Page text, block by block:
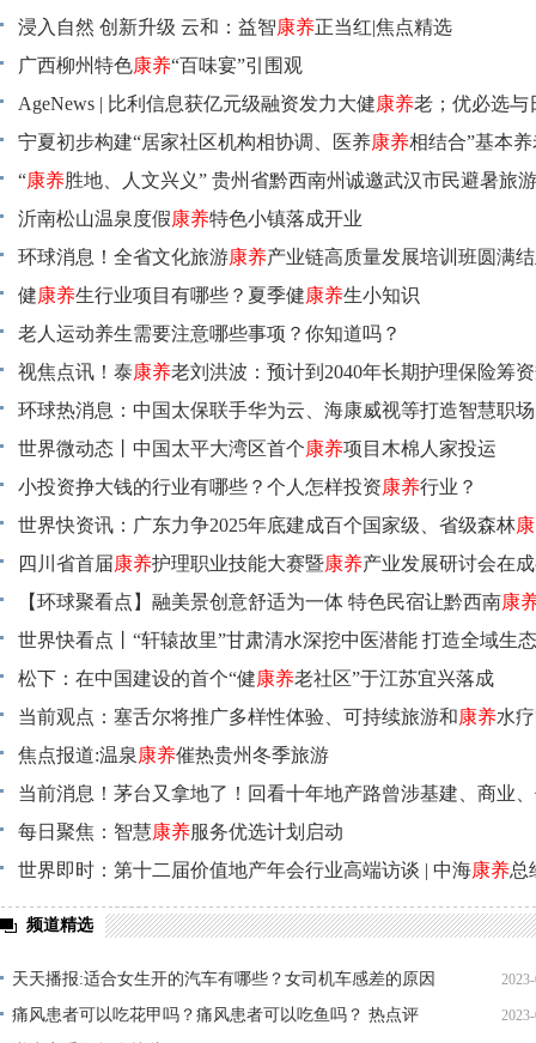
成立合资公司；高德地图升级轮椅导航……-每日热文
浸入自然 创新升级 云和：益智康养正当红|焦点精选
广西柳州特色康养“百味宴”引围观
AgeNews | 比利信息获亿元级融资发力大健康养老；优必选与
成立合资公司；高德地图升级轮椅导航……_环球快播
宁夏初步构建“居家社区机构相协调、医养康养相结合”基本
系！_天天观察
“康养胜地、人文兴义” 贵州省黔西南州诚邀武汉市民避暑旅
看点
沂南松山温泉度假康养特色小镇落成开业
环球消息！全省文化旅游康养产业链高质量发展培训班圆满
健康养生行业项目有哪些？夏季健康养生小知识
老人运动养生需要注意哪些事项？你知道吗？
视焦点讯！泰康养老刘洪波：预计到2040年长期护理保险筹
亿元
环球热消息：中国太保联手华为云、海康威视等打造智慧职
养方案
世界微动态丨中国太平大湾区首个康养项目木棉人家投运
小投资挣大钱的行业有哪些？个人怎样投资康养行业？
世界快资讯：广东力争2025年底建成百个国家级、省级森林
四川省首届康养护理职业技能大赛暨康养产业发展研讨会在
【环球聚看点】融美景创意舒适为一体 特色民宿让黔西南康
生香
世界快看点丨“轩辕故里”甘肃清水深挖中医潜能 打造全域生态
松下：在中国建设的首个“健康养老社区”于江苏宜兴落成
当前观点：塞舌尔将推广多样性体验、可持续旅游和康养水
品
焦点报道:温泉 康养催热贵州冬季旅游
当前消息！茅台又拿地了！回看十年地产路曾涉基建、商业
家：未来或重点布局文旅康养
每日聚焦：智慧康养服务优选计划启动
世界即时：第十二届价值地产年会行业高端访谈 | 中海康养总
鑫：房企做康养有天然优势 最大痛点是整体回报率偏低
频道精选
天天播报:适合女生开的汽车有哪些？女司机车感差的原因
有哪些？
痛风患者可以吃花甲吗？痛风患者可以吃鱼吗？ 热点评